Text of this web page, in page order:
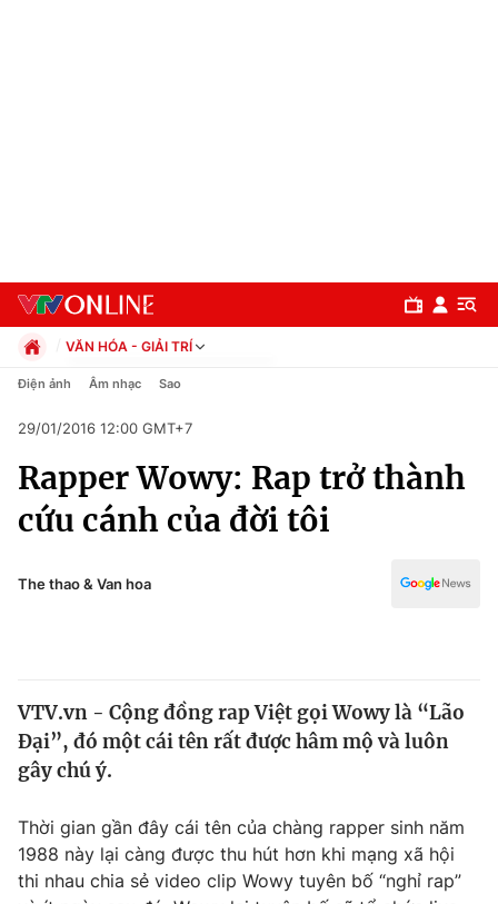
Chuyên mục
Chính trị
Thế giới
Thế giới đó đây
Câu chuyện quốc tế
Kinh tế
Tài chính
Dữ liệu và đời sống
VĂN HÓA - GIẢI TRÍ
Chính trị
Pháp luật
Kinh tế
Thể thao
Truyền hình
Y tế
Điện ảnh Âm nhạc Sao
29/01/2016 12:00 GMT+7
Rapper Wowy: Rap trở thành
cứu cánh của đời tôi
The thao & Van hoa
VTV.vn - Cộng đồng rap Việt gọi Wowy là “Lão
Đại”, đó một cái tên rất được hâm mộ và luôn
gây chú ý.
Thời gian gần đây cái tên của chàng rapper sinh năm
1988 này lại càng được thu hút hơn khi mạng xã hội
thi nhau chia sẻ video clip Wowy tuyên bố “nghỉ rap”